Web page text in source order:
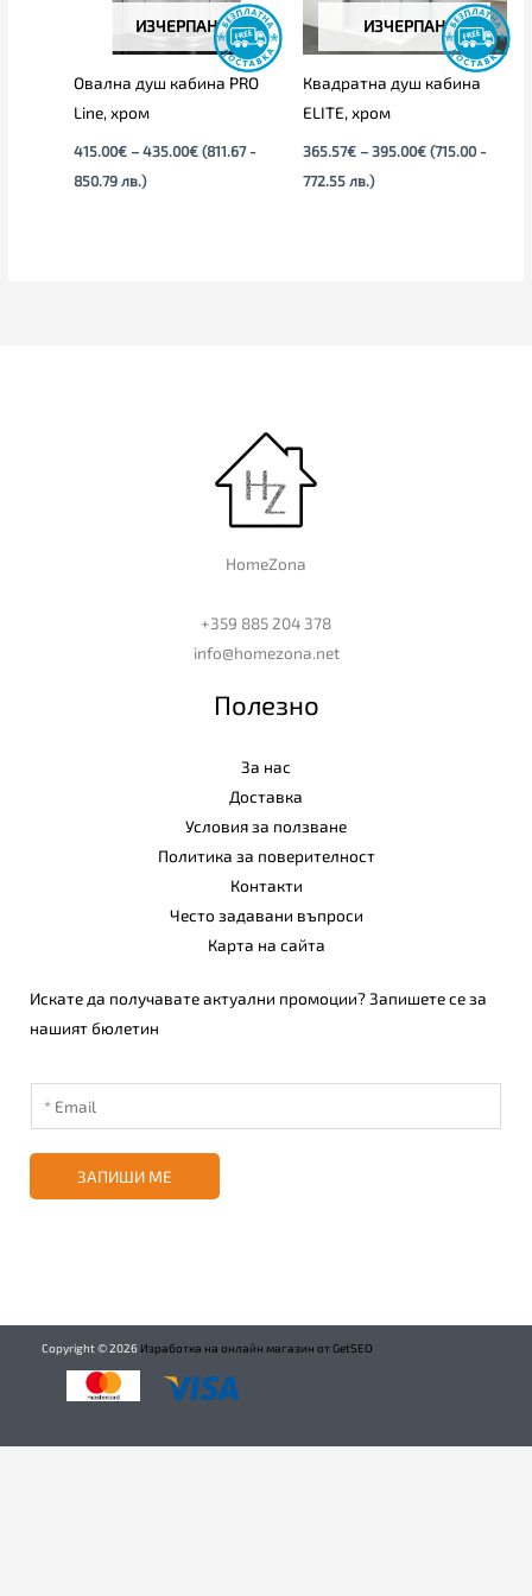
ИЗЧЕРПАН
Овална душ кабина PRO
Line, хром
415.00€ – 435.00€ (811.67 -
850.79 лв.)
ИЗЧЕРПАН
Квадратна душ кабина
ELITE, хром
365.57€ – 395.00€ (715.00 -
772.55 лв.)
HomeZona
+359 885 204 378
info@homezona.net
Полезно
За нас
Доставка
Условия за ползване
Политика за поверителност
Контакти
Често задавани въпроси
Карта на сайта
Искате да получавате актуални промоции? Запишете се за
нашият бюлетин
ЗАПИШИ МЕ
Copyright ©2026 Изработка на онлайн магазин от GetSEO